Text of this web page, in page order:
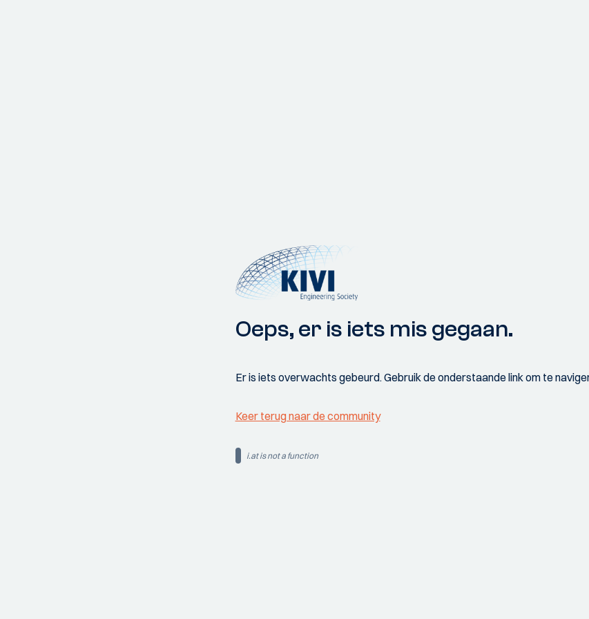
Oeps, er is iets mis gegaan.
Er is iets overwachts gebeurd. Gebruik de onderstaande link om te
Keer terug naar de community
i.at is not a function